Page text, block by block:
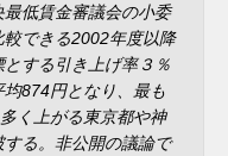
低賃金審議会の小委
できる2002年度以降
する引き上げ率３％
874円となり、最も
く上がる東京都や神
る。非公開の議論で